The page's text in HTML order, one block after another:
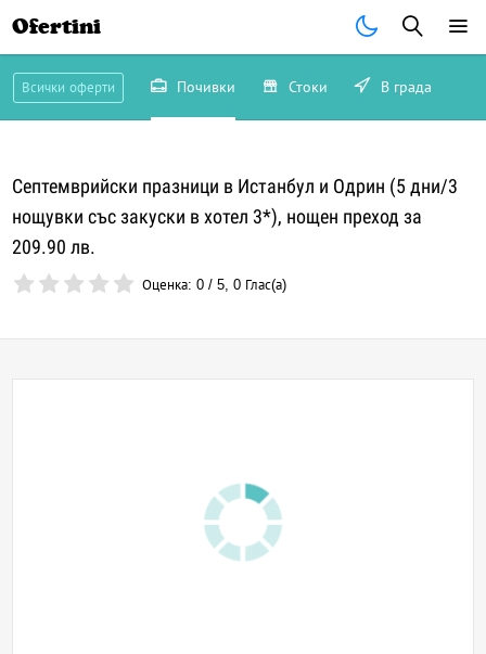
Ofertini
Всички оферти Почивки Стоки В града
Септемврийски празници в Истанбул и Одрин (5 дни/3
нощувки със закуски в хотел 3*), нощен преход за
209.90 лв.
Оценка:0 /5,0 Глас(а)